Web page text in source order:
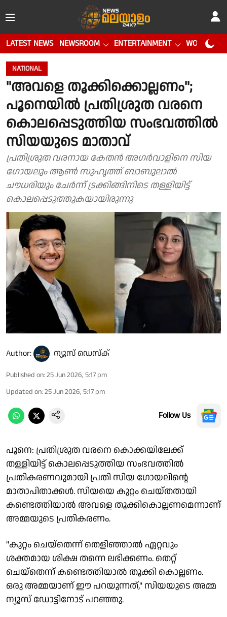
LATEST NEWS NEWSROOM ENTERTAINMENT WORLD CUP
NATIONAL
''അവളെ തൂക്കിക്കൊല്ലണം'';
പൂനെയില്‍ പ്രതിശ്രുത വരനെ
കൊലപ്പെടുത്തിയ സംഭവത്തില്‍
സിയയുടെ മാതാവ്
പ്രതിശ്രുത വരനായ കേതന്‍ അഗര്‍വാളിനെ സിയ
ഗോയലും ആണ്‍ സുഹൃത്ത് ബാബുലാല്‍
ചൗധരിയും ചേര്‍ന്ന് ട്രക്കിങ്ങിനിടെ തള്ളിയിട്ട്
കൊലപ്പെടുത്തുകയായിരുന്നു
Author: ന്യൂസ് ഡെസ്ക്
Published on: 25 Jun 2026, 5:17 pm
Updated on: 25 Jun 2026, 5:17 pm
Follow Us
പൂനെ: പ്രതിശ്രുത വരനെ കൊക്കയിലേക്ക്
തള്ളിയിട്ട് കൊലപ്പെടുത്തിയ സംഭവത്തില്‍
പ്രതികരണവുമായി പ്രതി സിയ ഗോയലിന്റെ
മാതാപിതാക്കള്‍. സിയയെ കുറ്റം ചെയ്തതായി
കണ്ടെത്തിയാല്‍ അവളെ തൂക്കികൊല്ലണമെന്നാണ്
അമ്മയുടെ പ്രതികരണം.
"കുറ്റം ചെയ്‌തെന്ന് തെളിഞ്ഞാല്‍ ഏറ്റവും
ശക്തമായ ശിക്ഷ തന്നെ ലഭിക്കണം. തെറ്റ്
ചെയ്‌തെന്ന് കണ്ടെത്തിയാല്‍ തൂക്കി കൊല്ലണം.
ഒരു അമ്മയാണ് ഈ പറയുന്നത്," സിയയുടെ അമ്മ
ന്യൂസ് ഡോട്ടിനോട് പറഞ്ഞു.